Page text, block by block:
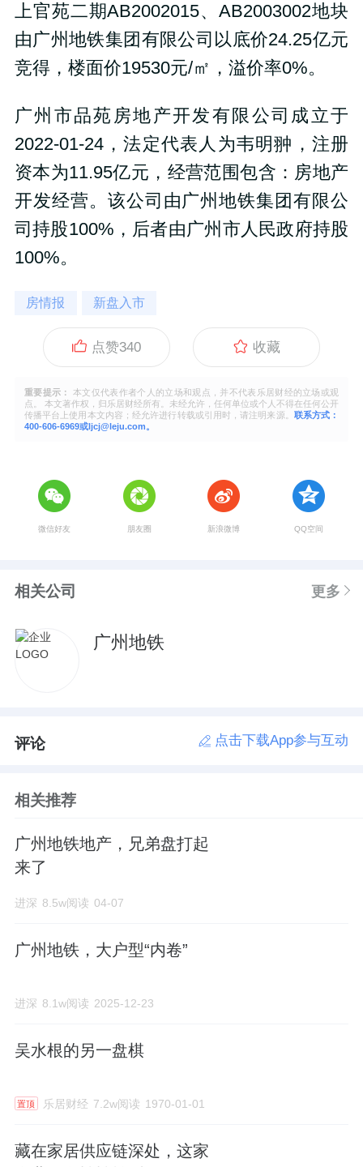
上官苑二期AB2002015、AB2003002地块
由广州地铁集团有限公司以底价24.25亿元
竞得，楼面价19530元/㎡，溢价率0%。
广州市品苑房地产开发有限公司成立于
2022-01-24，法定代表人为韦明翀，注册
资本为11.95亿元，经营范围包含：房地产
开发经营。该公司由广州地铁集团有限公
司持股100%，后者由广州市人民政府持股
100%。
房情报 新盘入市
点赞340 收藏
重要提示：
本文仅代表作者个人的立场和观点，并不代表乐居财经的立场或观
点。 本文著作权，归乐居财经所有。未经允许，任何单位或个人不得在任何公开
传播平台上使用本文内容；经允许进行转载或引用时，请注明来源。 联系方式：
400-606-6969或ljcj@leju.com。
微信好友 朋友圈 新浪微博 QQ空间
相关公司 更多
广州地铁
评论 点击下载App参与互动
相关推荐
广州地铁地产，兄弟盘打起
来了
进深 8.5w阅读 04-07
广州地铁，大户型“内卷”
进深 8.1w阅读 2025-12-23
吴水根的另一盘棋
置顶 乐居财经 7.2w阅读 1970-01-01
藏在家居供应链深处，这家